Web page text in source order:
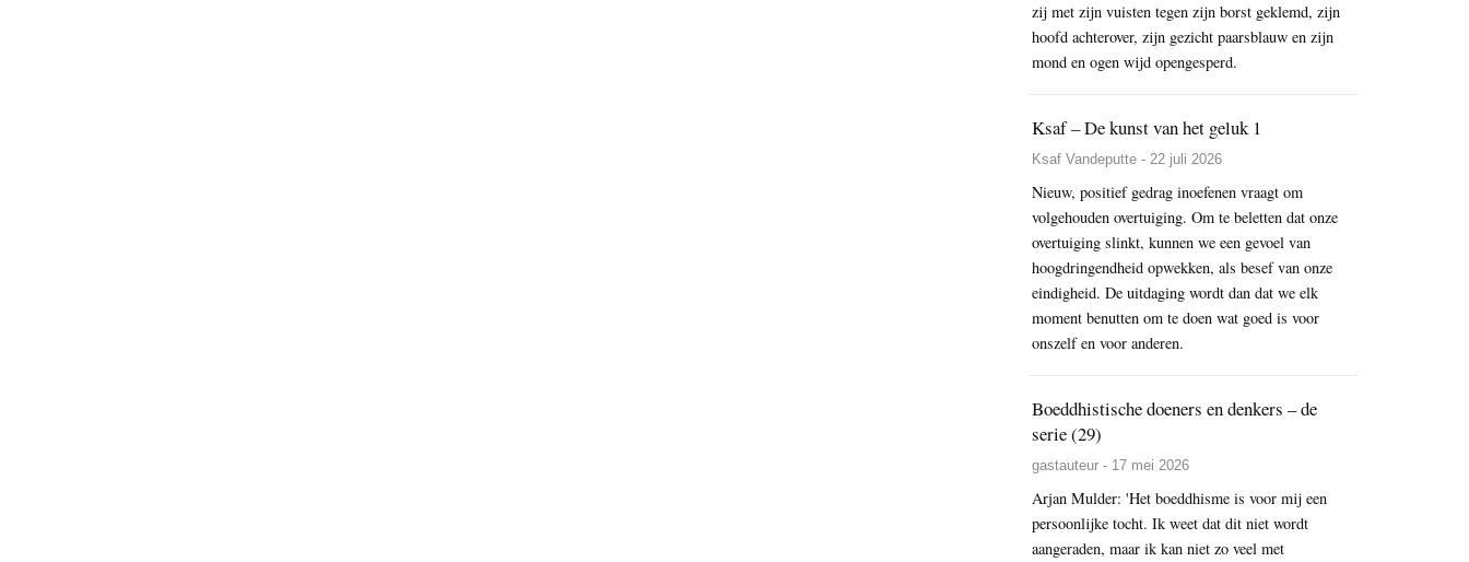
zij met zijn vuisten tegen zijn borst geklemd, zijn
hoofd achterover, zijn gezicht paarsblauw en zijn
mond en ogen wijd opengesperd.
Ksaf – De kunst van het geluk 1
Ksaf Vandeputte - 22 juli 2026
Nieuw, positief gedrag inoefenen vraagt om
volgehouden overtuiging. Om te beletten dat onze
overtuiging slinkt, kunnen we een gevoel van
hoogdringendheid opwekken, als besef van onze
eindigheid. De uitdaging wordt dan dat we elk
moment benutten om te doen wat goed is voor
onszelf en voor anderen.
Boeddhistische doeners en denkers – de
serie (29)
gastauteur - 17 mei 2026
Arjan Mulder: 'Het boeddhisme is voor mij een
persoonlijke tocht. Ik weet dat dit niet wordt
aangeraden, maar ik kan niet zo veel met